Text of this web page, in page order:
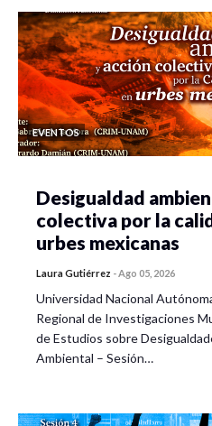
EVENTOS
Desigualdad
colectiva por la
urbes mexicanas
Laura Gutiérrez -Ago 05, 2026
Universidad Nacional
Regional de Investigaciones
de Estudios sobre
Ambiental – Sesión…